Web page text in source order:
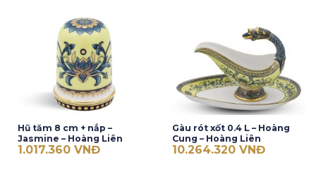
Hũ tăm 8 cm + nắp –
Jasmine – Hoàng Liên
1.017.360 VNĐ
Gàu rót xốt 0.4 L – Hoàng
Cung – Hoàng Liên
10.264.320 VNĐ